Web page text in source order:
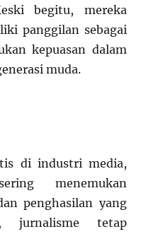
begitu, mereka
panggilan sebagai
kepuasan dalam
muda.
di industri media,
menemukan
penghasilan yang
jurnalisme tetap